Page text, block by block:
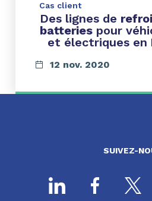
Cas client
Des lignes de
batteries pour
et électriques en
12 nov. 2020
SUIVEZ-